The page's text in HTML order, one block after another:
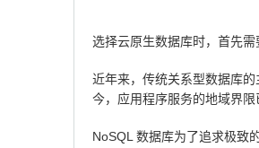
选择云原生数据库时，首先需
近年来，传统关系型数据库
今，应用程序服务的地域界
NoSQL 数据库为了追求极致